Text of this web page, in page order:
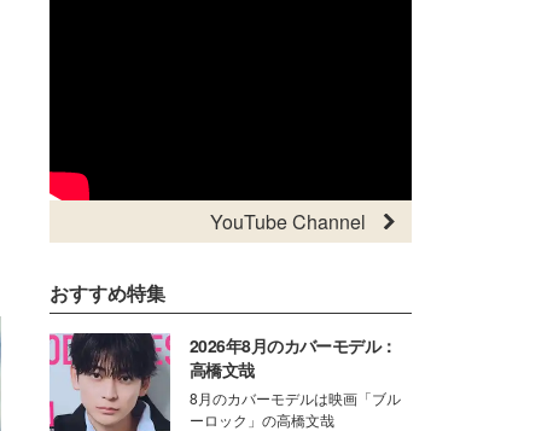
YouTube Channel
おすすめ特集
2026年8月のカバーモデル：
高橋文哉
8月のカバーモデルは映画「ブル
ーロック」の高橋文哉